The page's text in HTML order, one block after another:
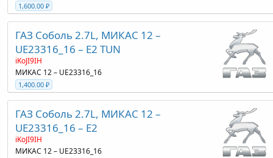
1,600.00 ₽
ГАЗ Соболь 2.7L, МИКАС 12 –
UE23316_16 – E2 TUN
iKoJI9IH
МИКАС 12 – UE23316_16
1,400.00 ₽
ГАЗ Соболь 2.7L, МИКАС 12 –
UE23316_16 – E2
iKoJI9IH
МИКАС 12 – UE23316_16